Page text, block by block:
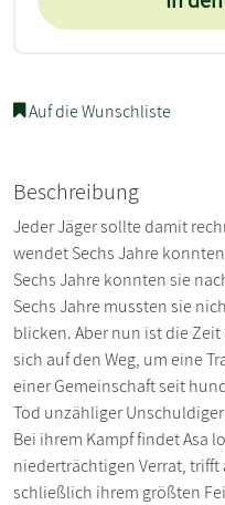
Auf die Wunschliste
Beschreibung
Jeder Jäger sollte damit
wendet Sechs Jahre
Sechs Jahre konnten sie
Sechs Jahre mussten sie
blicken. Aber nun ist die
sich auf den Weg, um eine
einer Gemeinschaft seit
Tod unzähliger
Bei ihrem Kampf findet Asa
niederträchtigen Verrat,
schließlich ihrem größten